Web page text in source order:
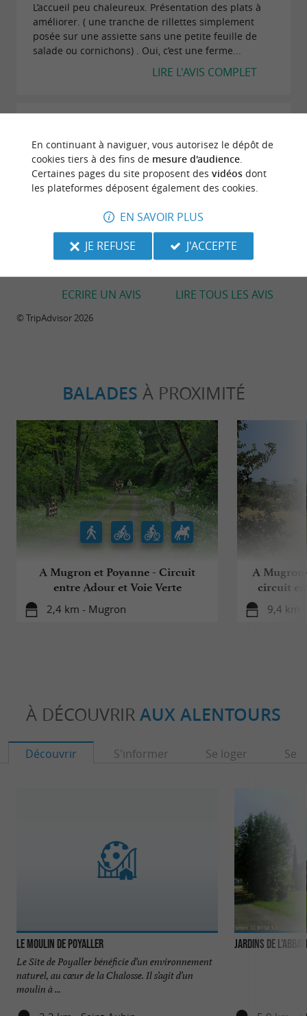
L’accueil peu chaleureux. Présentation des plats à
améliorer. ( une tranche de rillettes simplement
posée sur une assiette sans une petite feuille de
salade ou cornichons) . Oui, c’est une ferme...
LIRE L'AVIS COMPLET
l'Adour, France) le 25/05/2025
Accueil souriant Cuisine locale et maison avec des
produits de la ferme. Cuisine traditionnelle et
belle tranche Magret cuit à point pommes de
LIRE L'AVIS COMPLET
LIRE TOUS LES AVIS
ECRIRE UN AVIS
© TripAdvisor 2026
BALADES À PROXIMITÉ
A Mugron et Poyanne - Circuit
entre Adour et Voie Verte
2,4 km - Mugron
A
circuit
9,4 km
À DÉCOUVRIR AUX ALENTOURS
Découvrir S'informer Se loger Se
Le Moulin de Poyaller
Le Site de Poyaller bénéficie d’un environnement
naturel, au cœur de la Chalosse. Il s’agit d’un
moulin à ...
Jardins de
En continuant à naviguer, vous autorisez le dépôt de
cookies tiers à des fins de mesure d'audience.
Certaines pages du site proposent des vidéosdont
les plateformes déposent également des cookies.
EN SAVOIR PLUS
JE REFUSE
J'ACCEPTE